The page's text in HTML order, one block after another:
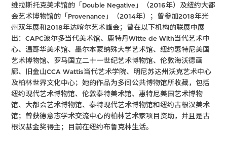
维拉斯托克美术馆的「Double Negative」（2016年）及纽约大都
会艺术博物馆的「Provenance」（2014年）；曾参加2018年光
州双年展和2018年达喀尔艺术峰会；曾在以下机构的联展中展
出：CAPC波尔多当代美术馆、鹿特丹Witte de With当代艺术中
心、温哥华美术馆、墨尔本蒙纳殊大学艺术馆、纽约惠特尼美国
艺术博物馆、罗马国立二十一世纪艺术博物馆、伦敦海沃德画
廊、旧金山CCA Wattis当代艺术学院、明尼苏达州沃克艺术中心
及柏林世界文化中心；她的作品为多间公共博物馆所收藏，包括
纽约现代艺术博物馆、伦敦泰特美术馆、惠特尼美国艺术博物
馆、大都会艺术博物馆、泰特现代艺术博物馆和纽约古根汉美术
馆；曾获德意志学术交流中心的柏林艺术家项目资助，并且是古
根汉基金奖得主；目前在纽约布鲁克林生活。